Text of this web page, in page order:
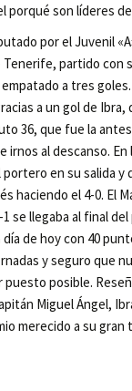
son líderes
por el Juvenil
partido
a tres
a un gol de
36, que fue la
al descanso.
en su salida
haciendo el 4-0. El
se llegaba al final
de hoy con 40
y seguro que
posible.
Miguel Ángel,
merecido a su gran